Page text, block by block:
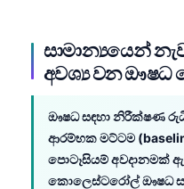
සාමාන්‍යයෙන්
අවශ්‍ය වන ඖෂධ
ඖෂධ සඳහා නිරීක්ෂණ
ආරම්භක මට්ටම
පොටෑසියම් අවදානමක්
කොලෙස්ටරෝල් ඖෂධ